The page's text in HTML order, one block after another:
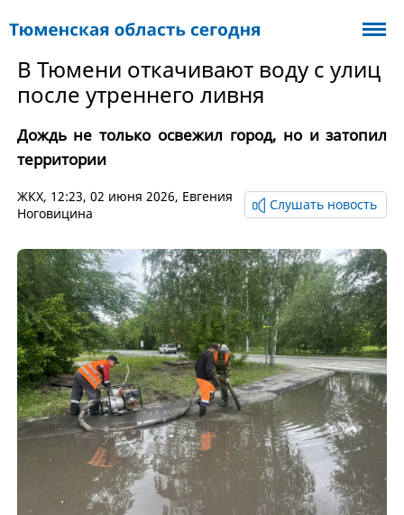
В Тюмени откачивают воду с улиц
после утреннего ливня
Дождь не только освежил город, но и затопил
территории
ЖКХ, 12:23, 02 июня 2026, Евгения
Ноговицина
Слушать новость